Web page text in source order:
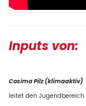
Inputs von:
Cosima Pilz (klimaaktiv)
leitet den